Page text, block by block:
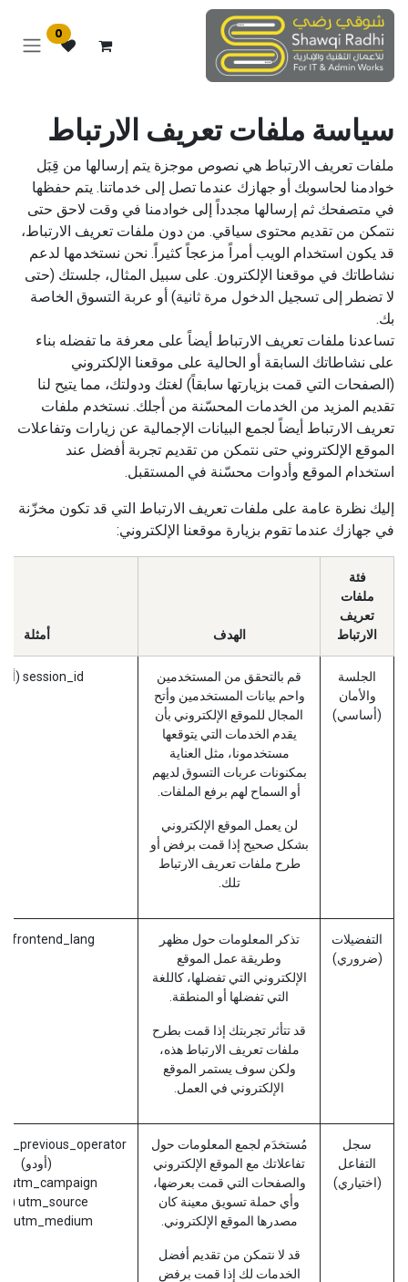
تخطي للذهاب إلى المحتوى
0
سياسة ملفات تعريف الارتباط
ملفات تعريف الارتباط هي نصوص موجزة يتم إرسالها من قِبَل
خوادمنا لحاسوبك أو جهازك عندما تصل إلى خدماتنا. يتم حفظها
في متصفحك ثم إرسالها مجدداً إلى خوادمنا في وقت لاحق حتى
نتمكن من تقديم محتوى سياقي. من دون ملفات تعريف الارتباط،
قد يكون استخدام الويب أمراً مزعجاً كثيراً. نحن نستخدمها لدعم
نشاطاتك في موقعنا الإلكترون. على سبيل المثال، جلستك (حتى
لا تضطر إلى تسجيل الدخول مرة ثانية) أو عربة التسوق الخاصة
بك.
تساعدنا ملفات تعريف الارتباط أيضاً على معرفة ما تفضله بناء
على نشاطاتك السابقة أو الحالية على موقعنا الإلكتروني
(الصفحات التي قمت بزيارتها سابقاً) لغتك ودولتك، مما يتيح لنا
تقديم المزيد من الخدمات المحسّنة من أجلك. نستخدم ملفات
تعريف الارتباط أيضاً لجمع البيانات الإجمالية عن زيارات وتفاعلات
الموقع الإلكتروني حتى نتمكن من تقديم تجربة أفضل عند
استخدام الموقع وأدوات محسّنة في المستقبل.
إليك نظرة عامة على ملفات تعريف الارتباط التي قد تكون مخزّنة
في جهازك عندما تقوم بزيارة موقعنا الإلكتروني:
فئة
ملفات
تعريف
الارتباط
الهدف أمثلة
الجلسة
والأمان
(أساسي)
قم بالتحقق من المستخدمين
واحم بيانات المستخدمين وأتح
المجال للموقع الإلكتروني بأن
يقدم الخدمات التي يتوقعها
مستخدمونا، مثل العناية
بمكنونات عربات التسوق لديهم
أو السماح لهم برفع الملفات.
لن يعمل الموقع الإلكتروني
بشكل صحيح إذا قمت برفض أو
طرح ملفات تعريف الارتباط
تلك.
session_id (أودو)
التفضيلات
(ضروري)
تذكر المعلومات حول مظهر
وطريقة عمل الموقع
الإلكتروني التي تفضلها، كاللغة
التي تفضلها أو المنطقة.
قد تتأثر تجربتك إذا قمت بطرح
ملفات تعريف الارتباط هذه،
ولكن سوف يستمر الموقع
الإلكتروني في العمل.
frontend_lang (أودو)
سجل
التفاعل
(اختياري)
مُستخدَم لجمع المعلومات حول
تفاعلاتك مع الموقع الإلكتروني
والصفحات التي قمت بعرضها،
وأي حملة تسويق معينة كان
مصدرها الموقع الإلكتروني.
قد لا نتمكن من تقديم أفضل
الخدمات لك إذا قمت برفض
(أودو)
utm_campaign (أودو)
utm_source (أودو)
utm_medium (أودو)